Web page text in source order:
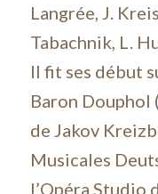
Langrée, J.
Tabachnik, L.
Il fit ses début
Baron Douphol
de Jakov
Musicales
l’Opéra Studio